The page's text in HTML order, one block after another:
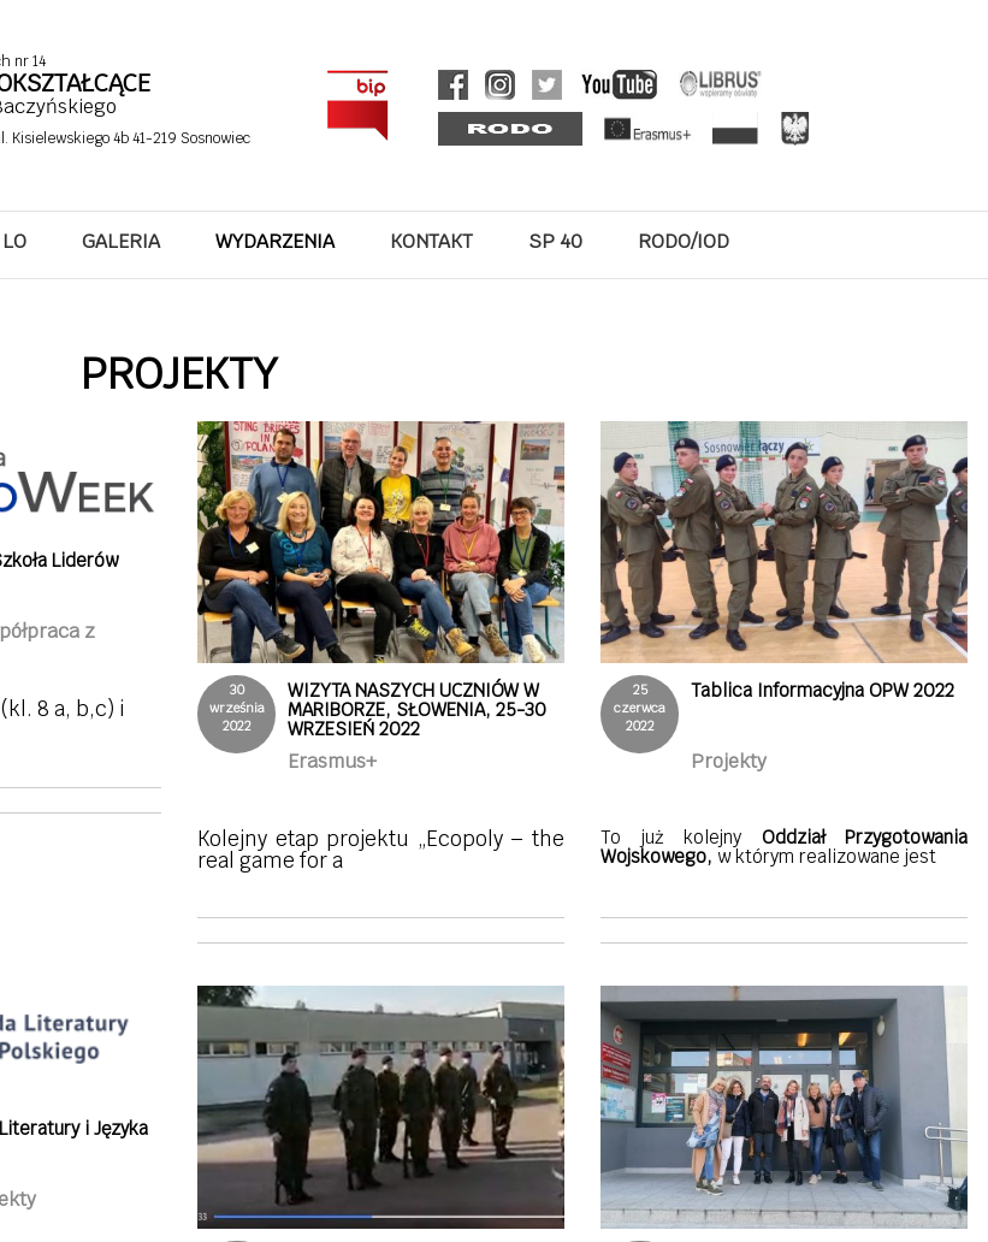
nr 14
Kisielewskiego 4b 41-219 Sosnowiec
GALERIA WYDARZENIA KONTAKT SP 40 RODO/IOD
PROJEKTY
Liderów
z
8 a, b,c) i
30
września
2022
WIZYTA NASZYCH UCZNIÓW W
MARIBORZE, SŁOWENIA, 25-30
WRZESIEŃ 2022
Erasmus+
Kolejny etap projektu „Ecopoly – the
real game for a
25
czerwca
2022
Tablica Informacyjna OPW 2022
Projekty
To już kolejny Oddział Przygotowania
Wojskowego, w którym realizowane jest
i Języka